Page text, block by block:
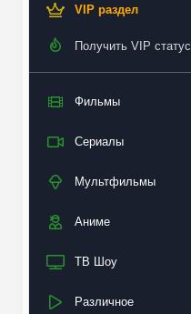
VIP раздел
Получить VIP статус
Фильмы
Сериалы
Мультфильмы
Аниме
ТВ Шоу
Различное